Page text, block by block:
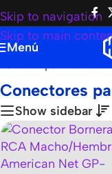
Skip to navigation
Skip to main
Menú
para
Conectores
Show sidebar